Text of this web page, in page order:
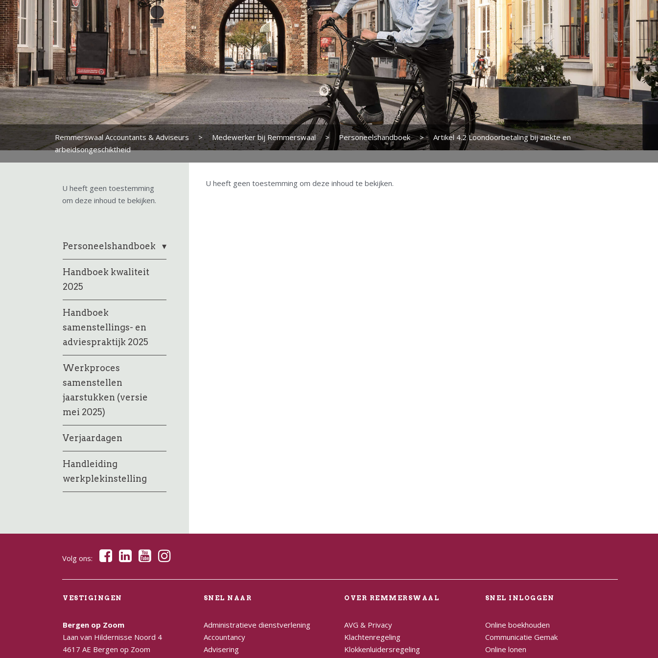
Remmerswaal Accountants & Adviseurs > Medewerker bij Remmerswaal > Personeelshandboek >
Artikel 4.2 Loondoorbetaling bij ziekte en
arbeidsongeschiktheid
U heeft geen toestemming om deze inhoud te bekijken.
U heeft geen toestemming
om deze inhoud te bekijken.
Personeelshandboek
Handboek kwaliteit
2025
Handboek
samenstellings- en
adviespraktijk 2025
Werkproces
samenstellen
jaarstukken (versie
mei 2025)
Verjaardagen
Handleiding
werkplekinstelling
Volg ons:
VESTIGINGEN
Bergen op Zoom
Laan van Hildernisse Noord 4
4617 AE Bergen op Zoom
SNEL NAAR
Administratieve dienstverlening
Accountancy
Advisering
OVER REMMERSWAAL
AVG & Privacy
Klachtenregeling
Klokkenluidersregeling
SNEL INLOGGEN
Online boekhouden
Communicatie Gemak
Online lonen